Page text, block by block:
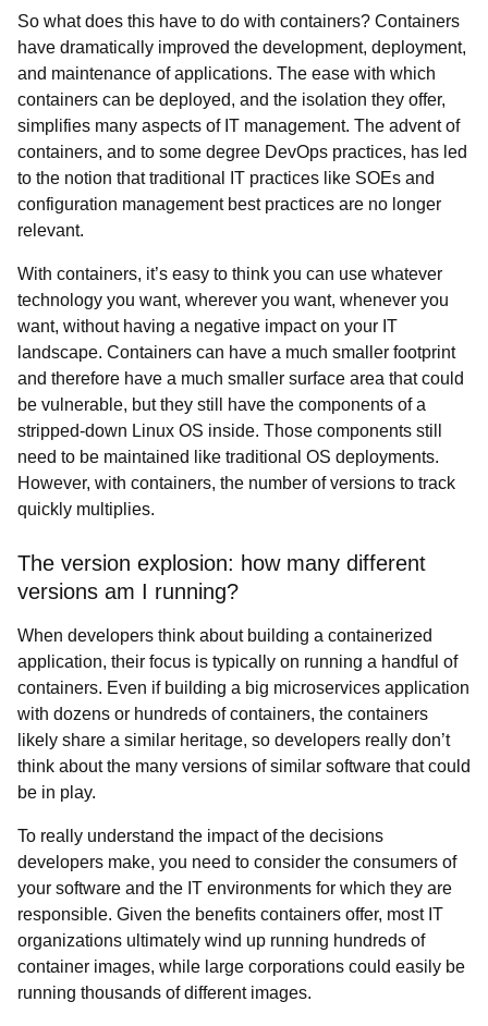
So what does this have to do with containers? Containers
have dramatically improved the development, deployment,
and maintenance of applications. The ease with which
containers can be deployed, and the isolation they offer,
simplifies many aspects of IT management. The advent of
containers, and to some degree DevOps practices, has led
to the notion that traditional IT practices like SOEs and
configuration management best practices are no longer
relevant.
With containers, it’s easy to think you can use whatever
technology you want, wherever you want, whenever you
want, without having a negative impact on your IT
landscape. Containers can have a much smaller footprint
and therefore have a much smaller surface area that could
be vulnerable, but they still have the components of a
stripped-down Linux OS inside. Those components still
need to be maintained like traditional OS deployments.
However, with containers, the number of versions to track
quickly multiplies.
The version explosion: how many different
versions am I running?
When developers think about building a containerized
application, their focus is typically on running a handful of
containers. Even if building a big microservices application
with dozens or hundreds of containers, the containers
likely share a similar heritage, so developers really don’t
think about the many versions of similar software that could
be in play.
To really understand the impact of the decisions
developers make, you need to consider the consumers of
your software and the IT environments for which they are
responsible. Given the benefits containers offer, most IT
organizations ultimately wind up running hundreds of
container images, while large corporations could easily be
running thousands of different images.